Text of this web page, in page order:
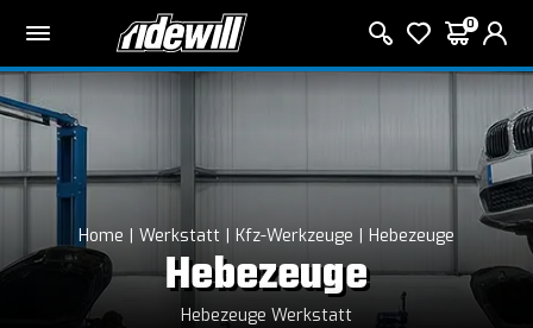
0
Home Werkstatt Kfz-Werkzeuge Hebezeuge
Hebezeuge
Hebezeuge Werkstatt